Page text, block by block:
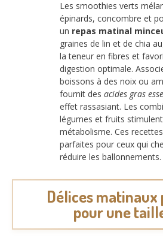
Les smoothies verts
épinards, concombre et
un repas matinal
graines de lin et de chia
la teneur en fibres et
digestion optimale.
boissons à des noix ou
fournit des acides gras
effet rassasiant. Les
légumes et fruits
métabolisme. Ces
parfaites pour ceux qui
réduire les ballonnements.
Délices matinaux
pour une